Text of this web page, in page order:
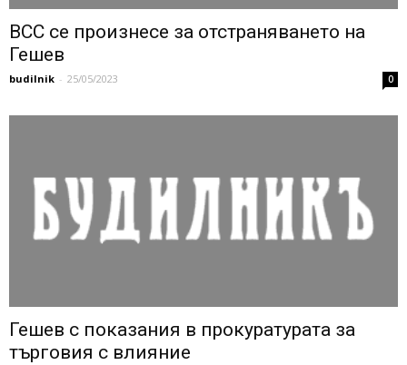
ВСС се произнесе за отстраняването на
Гешев
budilnik - 25/05/2023 0
Гешев с показания в прокуратурата за
търговия с влияние